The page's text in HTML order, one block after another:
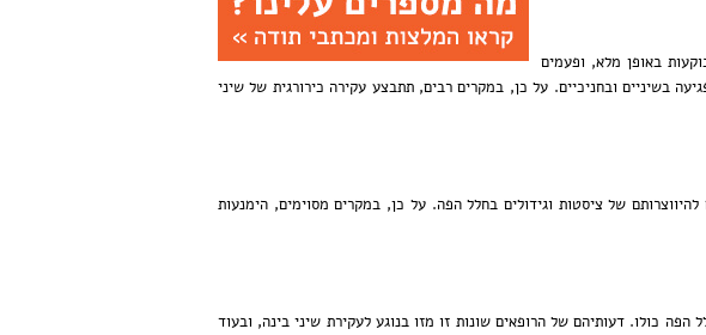
באופן מלא, ופעמים
בשיניים ובחניכיים. על כן, במקרים רבים, תתבצע עקירה כירורגית של שיני
של ציסטות וגידולים בחלל הפה. על כן, במקרים מסוימים, הימנעות
כולו. דעותיהם של הרופאים שונות זו מזו בנוגע לעקירת שיני בינה, ובעוד